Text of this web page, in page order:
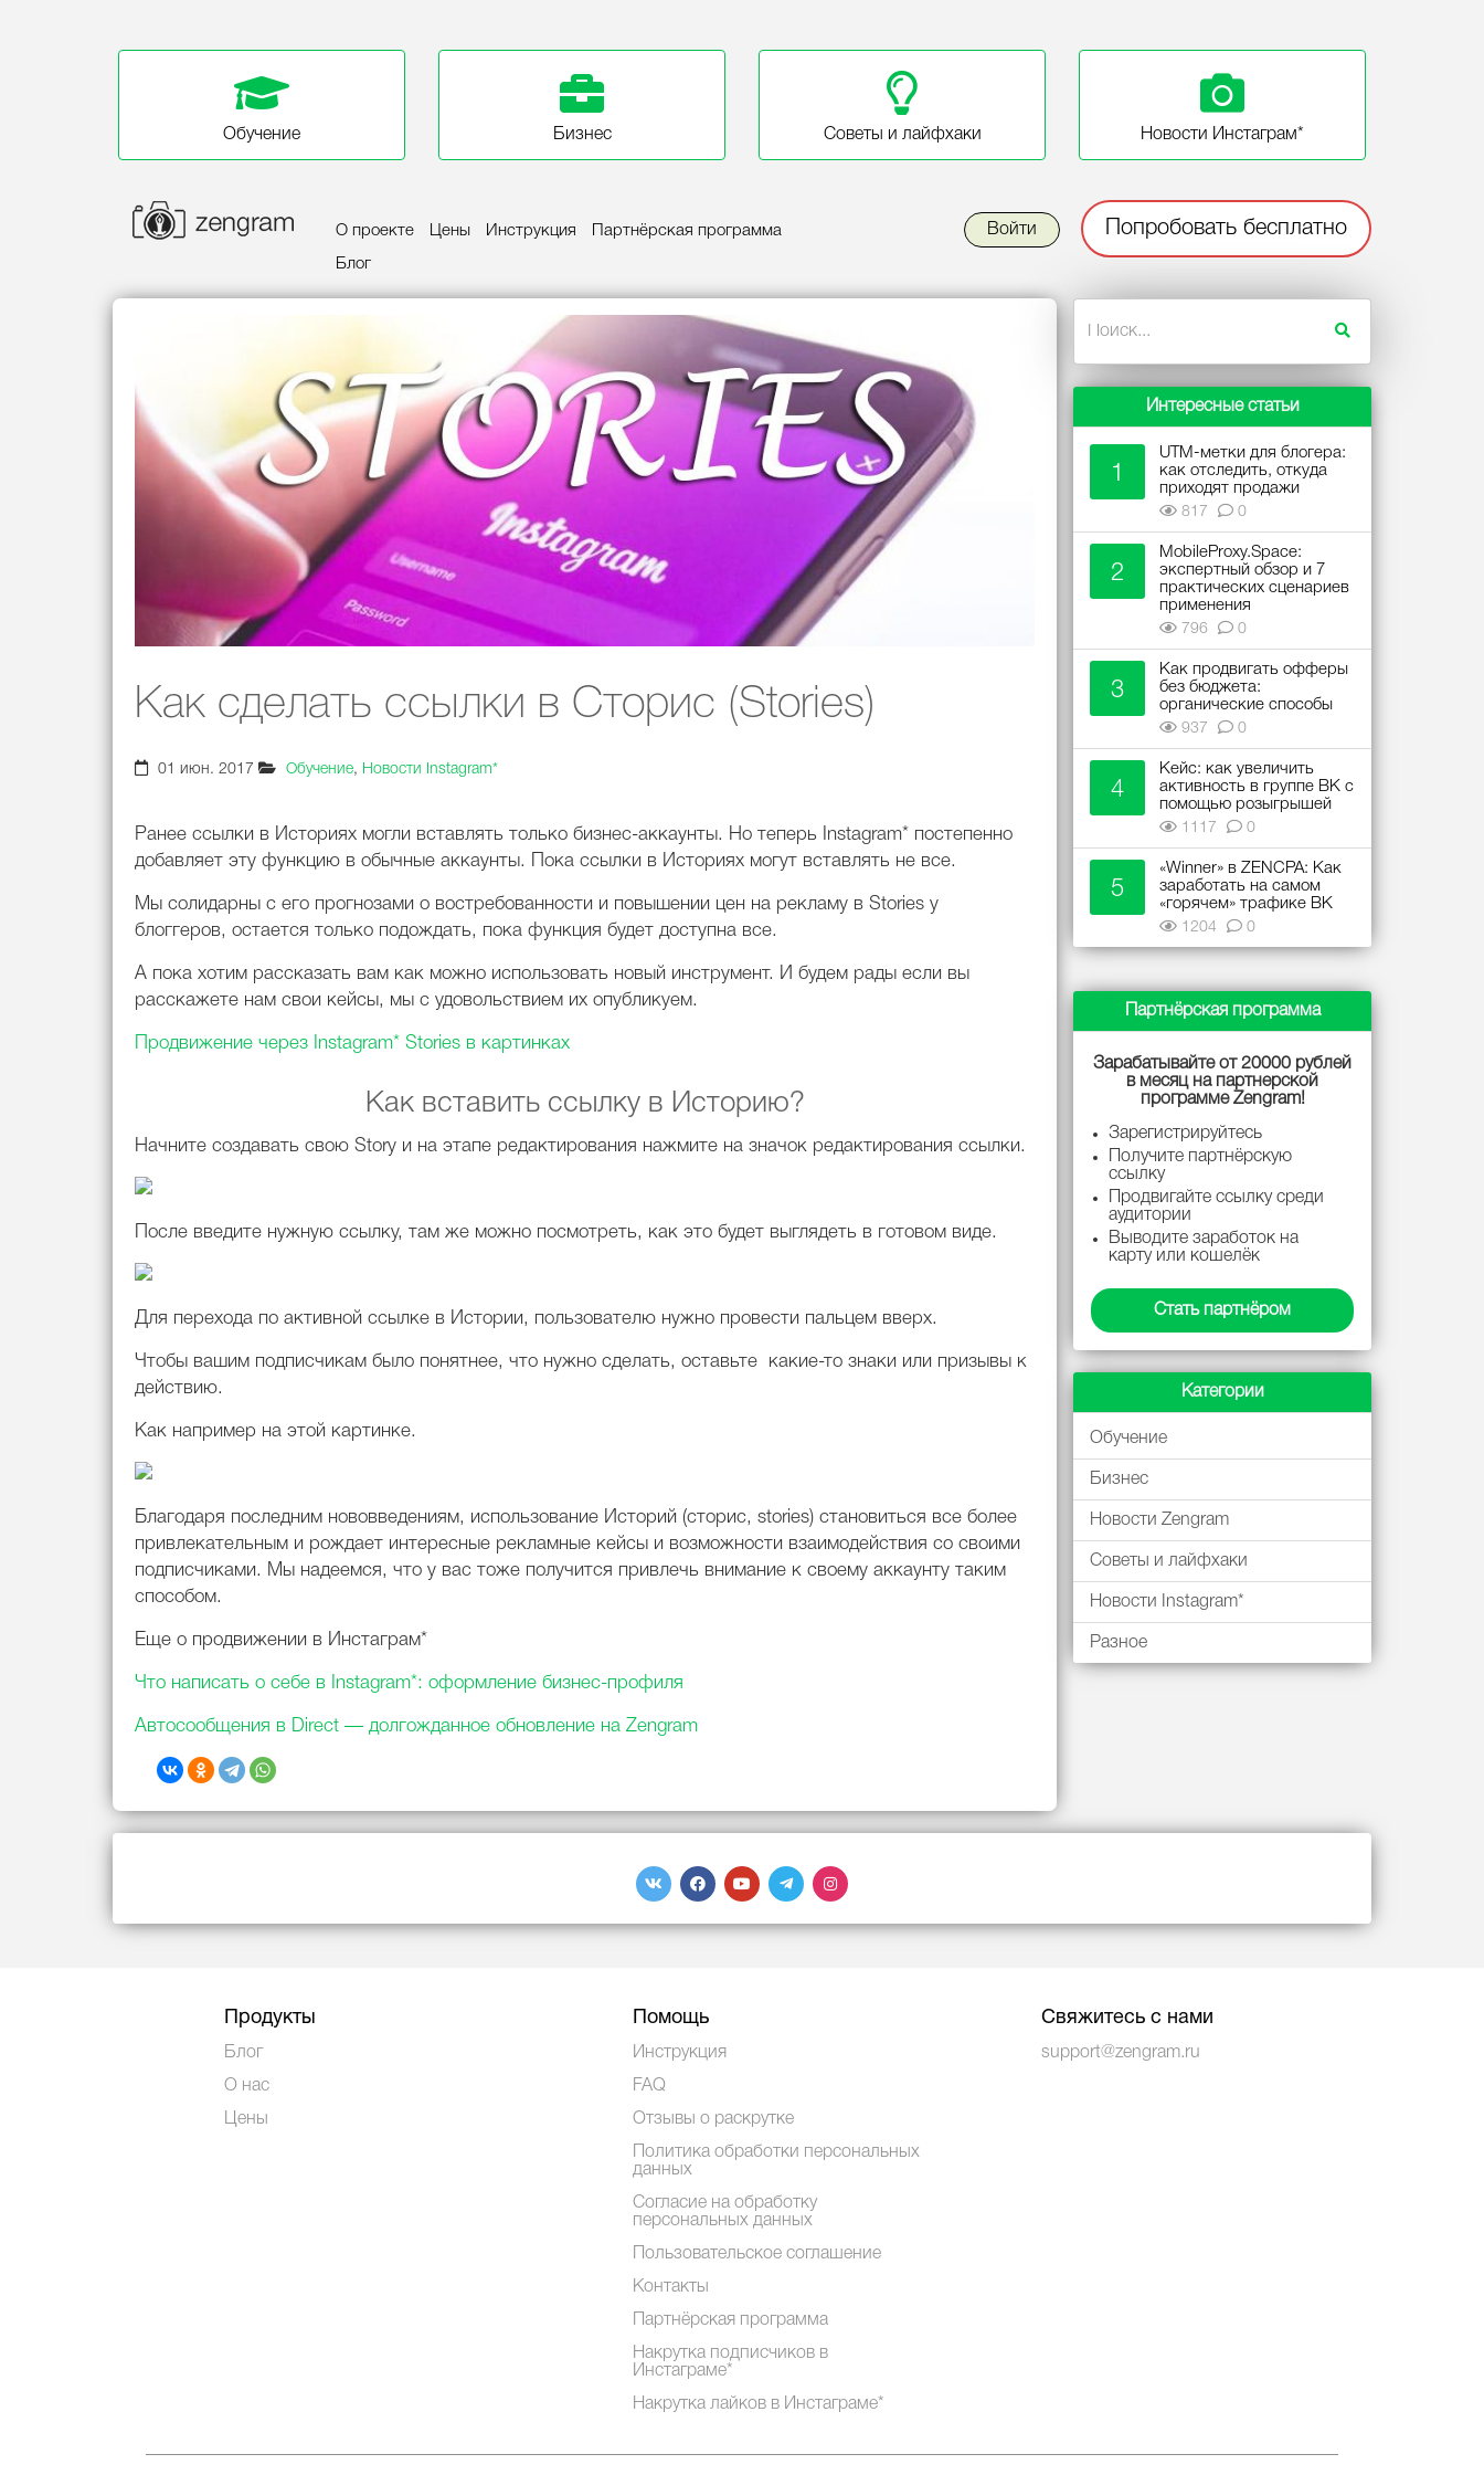
Обучение Бизнес Советы и лайфхаки Новости Инстаграм*
О проекте Цены Инструкция Партнёрская программа
Блог
Войти Попробовать бесплатно
Как сделать ссылки в Сторис (Stories)
01 июн. 2017 Обучение, Новости Instagram*
Ранее ссылки в Историях могли вставлять только бизнес-аккаунты. Но теперь
Instagram* постепенно
добавляет эту функцию в обычные аккаунты. Пока ссылки в Историях могут вставлять не все.
Мы солидарны с его прогнозами о востребованности и повышении цен на рекламу в Stories у
блоггеров, остается только подождать, пока функция будет доступна все.
А пока хотим рассказать вам как можно использовать новый инструмент. И будем рады если вы
расскажете нам свои кейсы, мы с удовольствием их опубликуем.
Продвижение через Instagram* Stories в картинках
Как вставить ссылку в Историю?
Начните создавать свою Story и на этапе редактирования нажмите на значок редактирования ссылки.
После введите нужную ссылку, там же можно посмотреть, как это будет выглядеть в готовом виде.
Для перехода по активной ссылке в Истории, пользователю нужно провести пальцем вверх.
Чтобы вашим подписчикам было понятнее, что нужно сделать, оставьте какие-то знаки или призывы к
действию.
Как например на этой картинке.
Благодаря последним нововведениям, использование Историй (сторис, stories) становиться все более
привлекательным и рождает интересные рекламные кейсы и возможности взаимодействия со своими
подписчиками. Мы надеемся, что у вас тоже получится привлечь внимание к своему аккаунту таким
способом.
Еще о продвижении в Инстаграм*
Что написать о себе в Instagram*: оформление бизнес-профиля
Автосообщения в Direct — долгожданное обновление на Zengram
Интересные статьи
1
UTM-метки для блогера:
как отследить, откуда
приходят продажи
817 0
2
MobileProxy.Space:
экспертный обзор и 7
практических сценариев
применения
796 0
3
Как продвигать офферы
без бюджета:
органические способы
937 0
4
Кейс: как увеличить
активность в группе ВК с
помощью розыгрышей
1117 0
5
«Winner» в ZENCPA: Как
заработать на самом
«горячем» трафике ВК
1204 0
Партнёрская программа
Зарабатывайте от 20000 рублей
в месяц на партнерской
программе Zengram!
Зарегистрируйтесь
Получите партнёрскую
ссылку
Продвигайте ссылку среди
аудитории
Выводите заработок на
карту или кошелёк
Стать партнёром
Категории
Обучение
Бизнес
Новости Zengram
Советы и лайфхаки
Новости Instagram*
Разное
Продукты
Блог
О нас
Цены
Помощь
Инструкция
FAQ
Отзывы о раскрутке
Политика обработки персональных
данных
Согласие на обработку
персональных данных
Пользовательское соглашение
Контакты
Партнёрская программа
Накрутка подписчиков в
Инстаграме*
Накрутка лайков в Инстаграме*
Свяжитесь с нами
support@zengram.ru